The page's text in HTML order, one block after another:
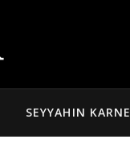
SEYYAHIN